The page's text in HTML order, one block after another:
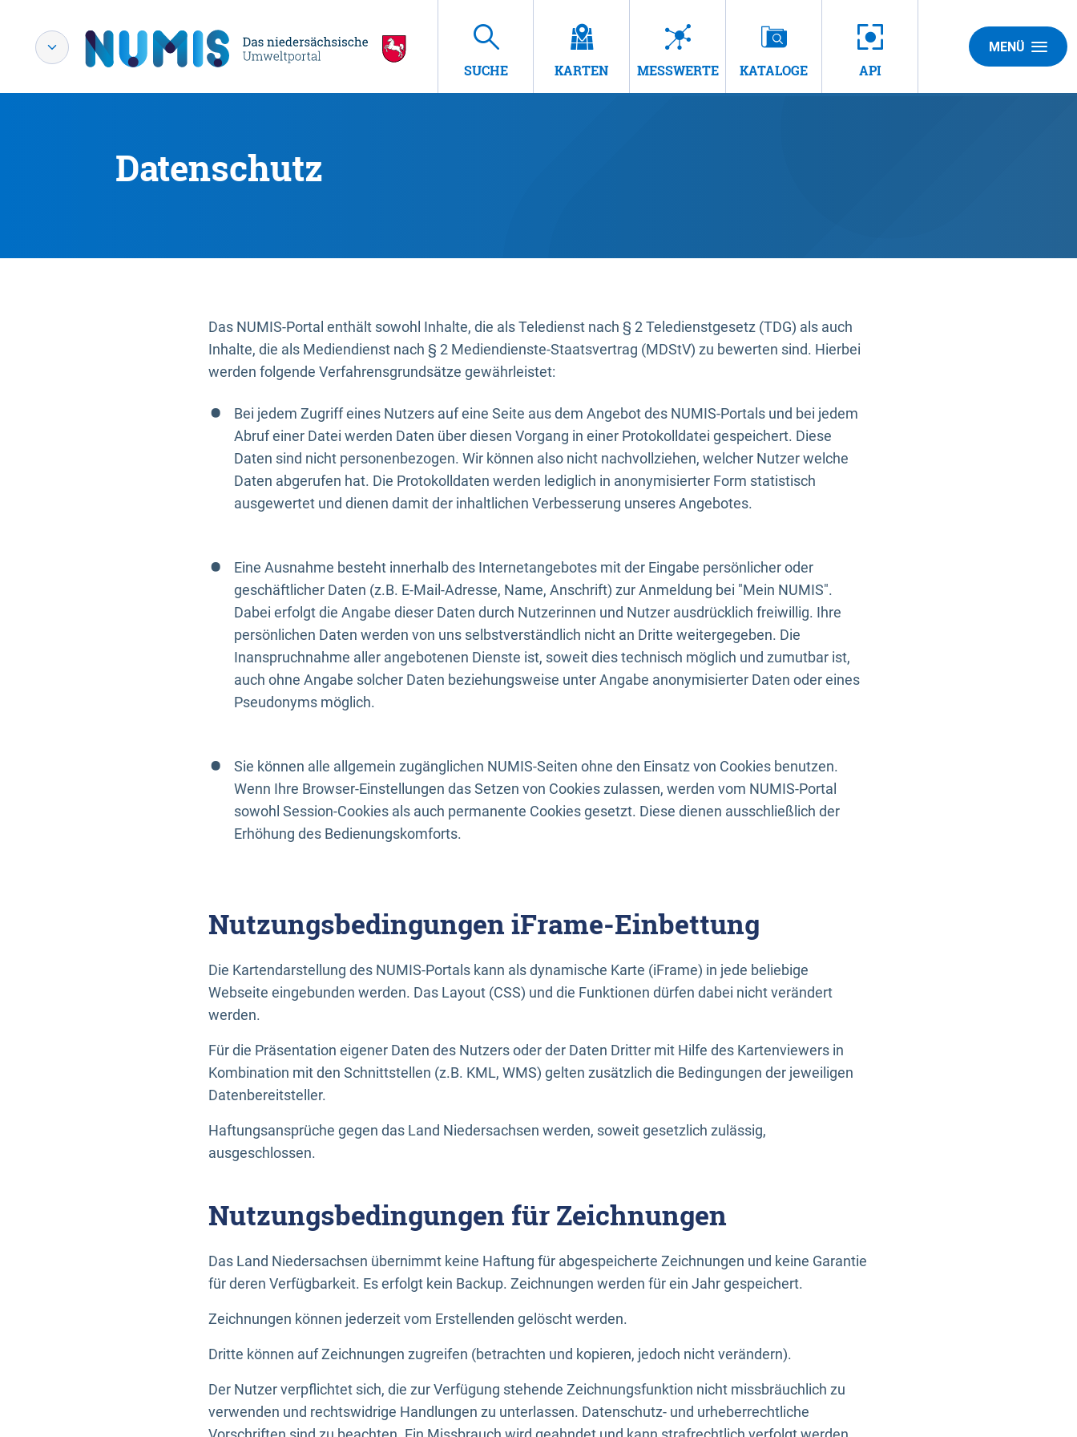
SUCHE KARTEN MESSWERTE KATALOGE API
MENÜ
Datenschutz
Das NUMIS-Portal enthält sowohl Inhalte, die als Teledienst nach § 2 Teledienstgesetz (TDG) als auch
Inhalte, die als Mediendienst nach § 2 Mediendienste-Staatsvertrag (MDStV) zu bewerten sind. Hierbei
werden folgende Verfahrensgrundsätze gewährleistet:
Bei jedem Zugriff eines Nutzers auf eine Seite aus dem Angebot des NUMIS-Portals und bei jedem
Abruf einer Datei werden Daten über diesen Vorgang in einer Protokolldatei gespeichert. Diese
Daten sind nicht personenbezogen. Wir können also nicht nachvollziehen, welcher Nutzer welche
Daten abgerufen hat. Die Protokolldaten werden lediglich in anonymisierter Form statistisch
ausgewertet und dienen damit der inhaltlichen Verbesserung unseres Angebotes.
Eine Ausnahme besteht innerhalb des Internetangebotes mit der Eingabe persönlicher oder
geschäftlicher Daten (z.B. E-Mail-Adresse, Name, Anschrift) zur Anmeldung bei "Mein NUMIS".
Dabei erfolgt die Angabe dieser Daten durch Nutzerinnen und Nutzer ausdrücklich freiwillig. Ihre
persönlichen Daten werden von uns selbstverständlich nicht an Dritte weitergegeben. Die
Inanspruchnahme aller angebotenen Dienste ist, soweit dies technisch möglich und zumutbar ist,
auch ohne Angabe solcher Daten beziehungsweise unter Angabe anonymisierter Daten oder eines
Pseudonyms möglich.
Sie können alle allgemein zugänglichen NUMIS-Seiten ohne den Einsatz von Cookies benutzen.
Wenn Ihre Browser-Einstellungen das Setzen von Cookies zulassen, werden vom NUMIS-Portal
sowohl Session-Cookies als auch permanente Cookies gesetzt. Diese dienen ausschließlich der
Erhöhung des Bedienungskomforts.
Nutzungsbedingungen iFrame-Einbettung
Die Kartendarstellung des NUMIS-Portals kann als dynamische Karte (iFrame) in jede beliebige
Webseite eingebunden werden. Das Layout (CSS) und die Funktionen dürfen dabei nicht verändert
werden.
Für die Präsentation eigener Daten des Nutzers oder der Daten Dritter mit Hilfe des Kartenviewers in
Kombination mit den Schnittstellen (z.B. KML, WMS) gelten zusätzlich die Bedingungen der jeweiligen
Datenbereitsteller.
Haftungsansprüche gegen das Land Niedersachsen werden, soweit gesetzlich zulässig,
ausgeschlossen.
Nutzungsbedingungen für Zeichnungen
Das Land Niedersachsen übernimmt keine Haftung für abgespeicherte Zeichnungen und keine Garantie
für deren Verfügbarkeit. Es erfolgt kein Backup. Zeichnungen werden für ein Jahr gespeichert.
Zeichnungen können jederzeit vom Erstellenden gelöscht werden.
Dritte können auf Zeichnungen zugreifen (betrachten und kopieren, jedoch nicht verändern).
Der Nutzer verpflichtet sich, die zur Verfügung stehende Zeichnungsfunktion nicht missbräuchlich zu
verwenden und rechtswidrige Handlungen zu unterlassen. Datenschutz- und urheberrechtliche